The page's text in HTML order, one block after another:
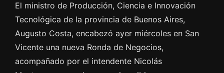
El ministro de Producción, Ciencia e Innovación
Tecnológica de la provincia de Buenos Aires,
Augusto Costa, encabezó ayer miércoles en San
Vicente una nueva Ronda de Negocios,
acompañado por el intendente Nicolás